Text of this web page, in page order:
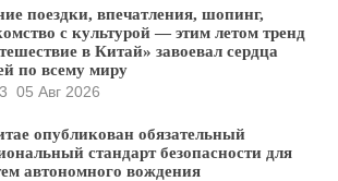
поездки, впечатления, шопинг,
с культурой — этим летом тренд
в Китай» завоевал сердца
по всему миру
05 Авг 2026
опубликован обязательный
стандарт безопасности для
автономного вождения